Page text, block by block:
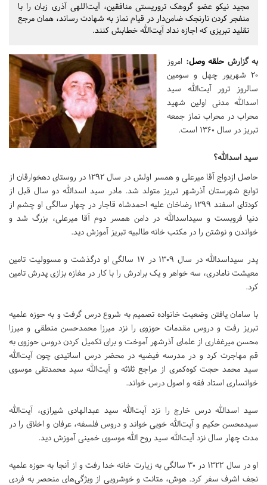
مجید نیکو عضو گروهک تروریستی منافقین، آیت‌اللهی آذری زبان را با
منفجر کردن نارنجک ضامن‌دار در قیام نماز به شهادت رساند، همان مرجع
تقلید تبریزی که اجازه نداد آیت‌الله خطابش کنند.
به گزارش حلقه وصل: امروز
۲۰ شهریور چهل و سومین
سالروز ترور آیت‌الله سید
اسدالله مدنی اولین شهید
محراب در محراب نماز جمعه
تبریز در سال ۱۳۶۰ است.
سید اسدالله؟
حاصل ازدواج آقا میرعلی و همسر اولش در سال ۱۲۹۲ در روستای دهخوارقان از
توابع شهرستان آذرشهر تبریز متولد شد. مادر سید اسدالله دو سال قبل از
کودتای اسفند ۱۲۹۹ رضاخان علیه احمدشاه قاجار در چهار سالگی او چشم از
دنیا فروبست و سیداسدالله در دامن همسر دوم آقا میرعلی، بزرگ شد و
خواندن و نوشتن را در مکتب خانه طالبیه تبریز آموزش دید.
پدر سیداسدالله در سال ۱۳۰۹ در ۱۷ سالگی او درگذشت و مسوولیت تامین
معیشت نامادری، سه خواهر و یک برادرش را با کار در مغازه بزازی پدرش تامین
کرد.
با سامان یافتن وضعیت خانواده تصمیم به شروع درس گرفت و به حوزه علمیه
تبریز رفت و دروس مقدمات حوزوی را نزد میرزا محمدحسن منطقی و میرزا
محسن میرغفاری از علمای آذرشهر آموخت و برای تکمیل کردن دروس حوزوی به
قم مهاجرت کرد و در مدرسه فیضیه در محضر درس اساتیدی چون آیت‌الله
سید محمد حجت کوه‌کمری از مراجع ثلاثه و آیت‌الله سید محمدتقی موسوی
خوانساری استاد فقه و اصول درس خواند.
سید اسدالله درس خارج را نزد آیت‌الله سید عبدالهادی شیرازی، آیت‌الله
سیدمحسن حکیم و آیت‌الله خویی خواند و دروس فلسفه، عرفان و اخلاق را در
مدت چهار سال نزد آیت‌الله سید روح الله موسوی خمینی آموزش دید.
او در سال ۱۳۲۲ در ۳۰ سالگی ‌به زیارت خانه خدا رفت و از آنجا به حوزه علمیه
نجف اشرف سفر کرد. هوش، متانت و خوشرویی از ویژگی‌های منحصر به فردی